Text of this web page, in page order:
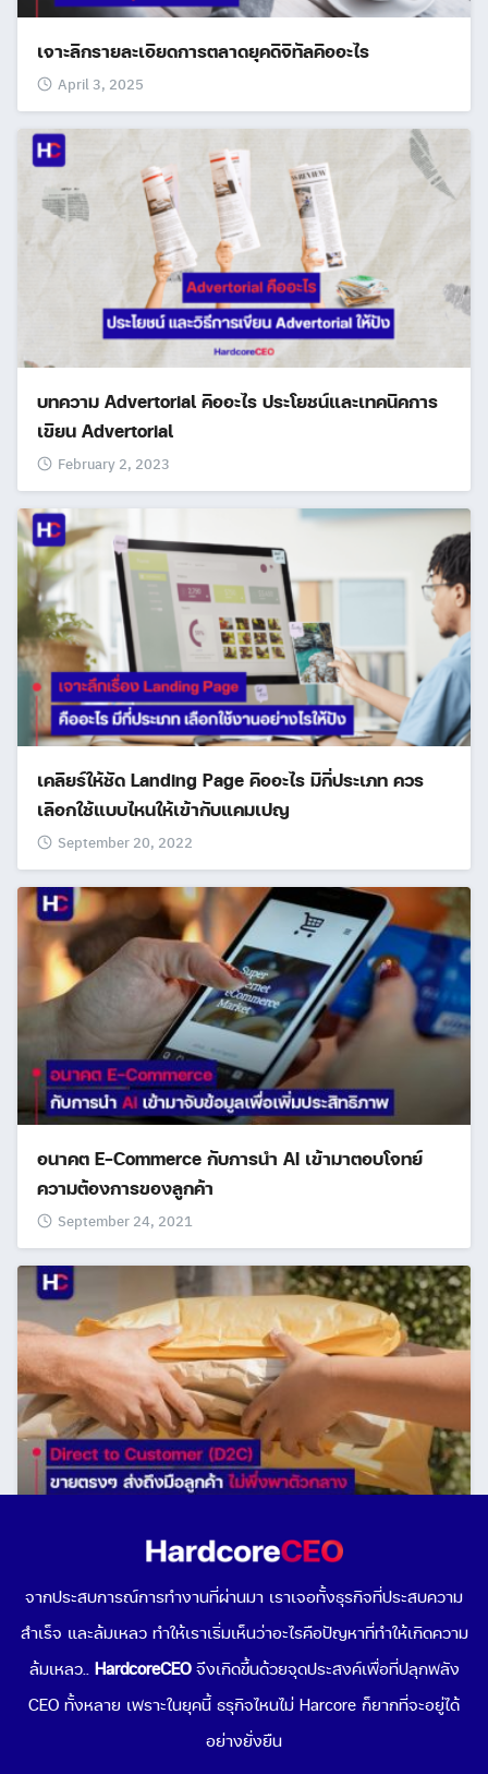
เจาะลึกรายละเอียดการตลาดยุคดิจิทัลคืออะไร
April 3, 2025
บทความ Advertorial คืออะไร ประโยชน์และเทคนิคการ
เขียน Advertorial
February 2, 2023
เคลียร์ให้ชัด Landing Page คืออะไร มีกี่ประเภท ควร
เลือกใช้แบบไหนให้เข้ากับแคมเปญ
September 20, 2022
อนาคต E-Commerce กับการนำ AI เข้ามาตอบโจทย์
ความต้องการของลูกค้า
September 24, 2021
ความท้าทายของ Direct to Customer (DTC หรือ D2C)
ขายของตรงถึงลูกค้า ไม่ผ่านตัวกลาง
August 25, 2021
จากประสบการณ์การทำงานที่ผ่านมา เราเจอทั้งธุรกิจที่ประสบความ
สำเร็จ และล้มเหลว ทำให้เราเริ่มเห็นว่าอะไรคือปัญหาที่ทำให้เกิดความ
ล้มเหลว.. HardcoreCEOจึงเกิดขึ้นด้วยจุดประสงค์เพื่อที่ปลุกพลัง
CEO ทั้งหลาย เพราะในยุคนี้ ธรุกิจไหนไม่ Harcore ก็ยากที่จะอยู่ได้
อย่างยั่งยืน